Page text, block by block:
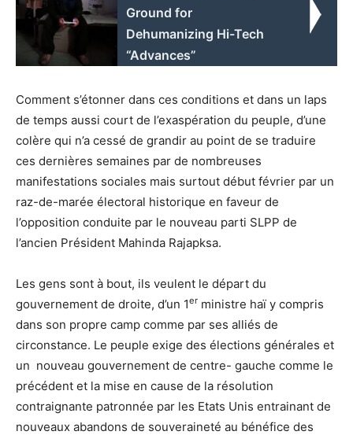
Ground for
Dehumanizing Hi-Tech
“Advances”
Comment s’étonner dans ces conditions et dans un laps
de temps aussi court de l’exaspération du peuple, d’une
colère qui n’a cessé de grandir au point de se traduire
ces dernières semaines par de nombreuses
manifestations sociales mais surtout début février par un
raz-de-marée électoral historique en faveur de
l’opposition conduite par le nouveau parti SLPP de
l’ancien Président Mahinda Rajapksa.
Les gens sont à bout, ils veulent le départ du
gouvernement de droite, d’un 1er ministre haï y compris
dans son propre camp comme par ses alliés de
circonstance. Le peuple exige des élections générales et
un nouveau gouvernement de centre- gauche comme le
précédent et la mise en cause de la résolution
contraignante patronnée par les Etats Unis entrainant de
nouveaux abandons de souveraineté au bénéfice des